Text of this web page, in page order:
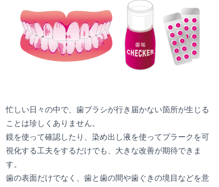
忙しい日々の中で、歯ブラシが行き届かない箇所が生じる
ことは珍しくありません。
鏡を使って確認したり、染め出し液を使ってプラークを可
視化する工夫をするだけでも、大きな改善が期待できま
す。
歯の表面だけでなく、歯と歯の間や歯ぐきの境目などを意